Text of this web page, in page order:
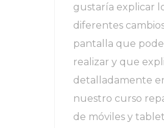
gustaría explicar
diferentes
pantalla que
realizar y que
detalladamente
nuestro curso
de móviles y